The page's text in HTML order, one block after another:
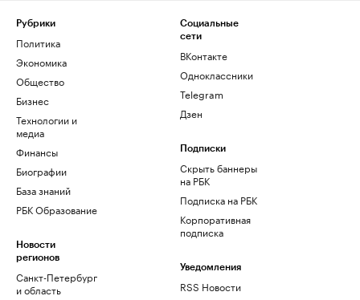
Рубрики
Политика
Экономика
Общество
Бизнес
Технологии и
медиа
Финансы
Биографии
База знаний
РБК Образование
Новости
регионов
Санкт-Петербург
и область
Социальные
сети
ВКонтакте
Одноклассники
Telegram
Дзен
Подписки
Скрыть баннеры
на РБК
Подписка на РБК
Корпоративная
подписка
Уведомления
RSS Новости